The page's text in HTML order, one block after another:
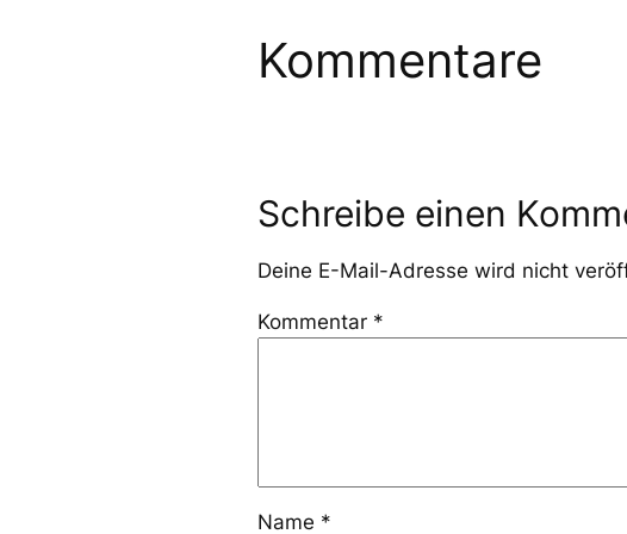
Kommentare
Schreibe einen
Deine E-Mail-Adresse wird nicht
Kommentar *
Name *